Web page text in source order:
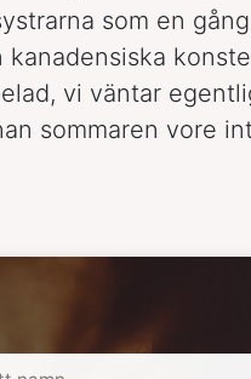
som en
kanadensiska
vi väntar
sommaren vore